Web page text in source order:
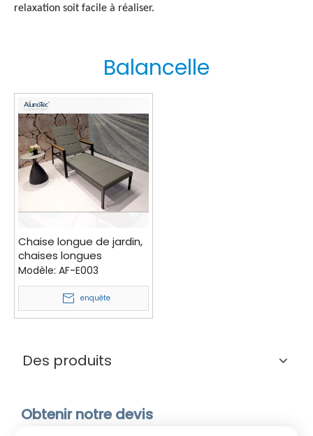
relaxation soit facile à réaliser.
Balancelle
Chaise longue de jardin,
chaises longues
d'extérieur pour piscine
et plage
Modèle: AF-E003
enquête
Des produits
Obtenir notre devis